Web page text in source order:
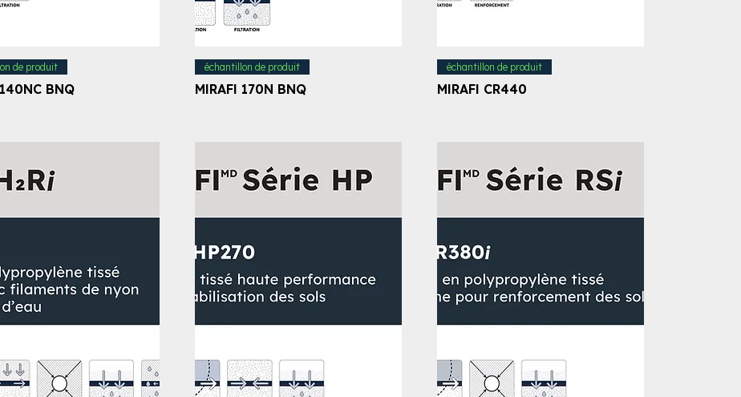
de produit
BNQ
échantillon de produit
MIRAFI 170N BNQ
échantillon de produit
MIRAFI CR440